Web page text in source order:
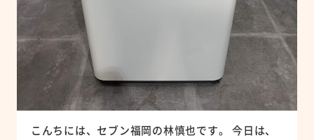
こんちには、セブン福岡の林慎也です。 今日は、